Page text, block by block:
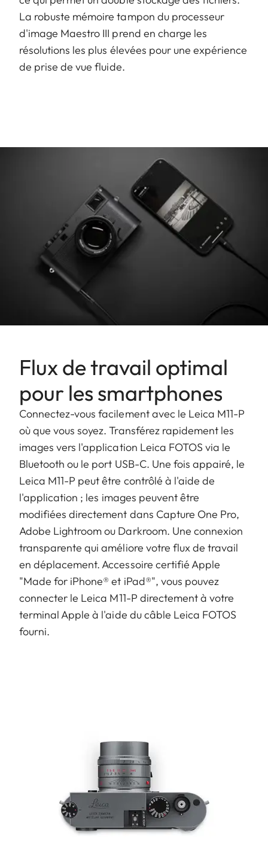
La robuste mémoire tampon du processeur
d'image Maestro III prend en charge les
résolutions les plus élevées pour une expérience
de prise de vue fluide.
Flux de travail optimal
pour les smartphones
Connectez-vous facilement avec le Leica M11-P
où que vous soyez. Transférez rapidement les
images vers l'application Leica FOTOS via le
Bluetooth ou le port USB-C. Une fois appairé, le
Leica M11-P peut être contrôlé à l'aide de
l'application ; les images peuvent être
modifiées directement dans Capture One Pro,
Adobe Lightroom ou Darkroom. Une connexion
transparente qui améliore votre flux de travail
en déplacement. Accessoire certifié Apple
"Made for iPhone® et iPad®", vous pouvez
connecter le Leica M11-P directement à votre
terminal Apple à l'aide du câble Leica FOTOS
fourni.